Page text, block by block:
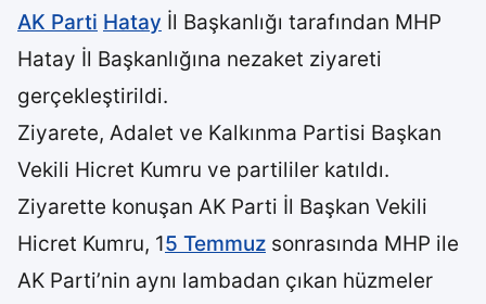
AK Parti Hatay İl Başkanlığı tarafından MHP
Hatay İl Başkanlığına nezaket ziyareti
gerçekleştirildi.
Ziyarete, Adalet ve Kalkınma Partisi Başkan
Vekili Hicret Kumru ve partililer katıldı.
Ziyarette konuşan AK Parti İl Başkan Vekili
Hicret Kumru, 15 Temmuz sonrasında MHP ile
AK Parti’nin aynı lambadan çıkan hüzmeler